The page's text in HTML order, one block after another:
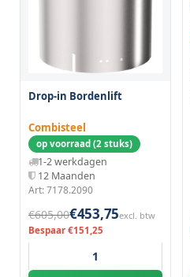
Drop-in Bordenlift
Combisteel
op voorraad (2 stuks)
1-2 werkdagen
12 Maanden
Art: 7178.2090
€605,00€453,75excl. btw
Bespaar €151,25